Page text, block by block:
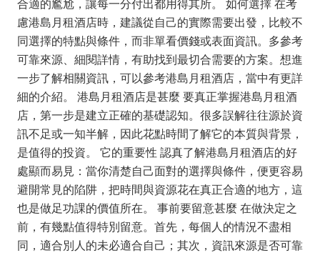
合適的尷尬，讓每一分付出都用得其所。 如何選擇 在考
慮港島月租酒店時，建議從自己的實際需要出發，比較不
同選擇的特點與條件，而非單看價錢或表面資訊。多參考
可靠來源、細閱詳情，有助找到最切合需要的方案。想進
一步了解相關資訊，可以參考港島月租酒店，當中有更詳
細的介紹。 港島月租酒店是甚麼 要真正掌握港島月租酒
店，第一步是建立正確的基礎認知。很多誤解往往源於資
訊不足或一知半解，因此花點時間了解它的本質與背景，
是值得的投資。 它的重要性 認真了解港島月租酒店的好
處顯而易見：當你清楚自己面對的選擇與條件，便更容易
避開常見的陷阱，把時間與資源花在真正合適的地方，這
也是做足功課的價值所在。 事前要留意甚麼 在做決定之
前，有幾點值得特別留意。首先，每個人的情況不盡相
同，適合別人的未必適合自己；其次，資訊來源是否可靠